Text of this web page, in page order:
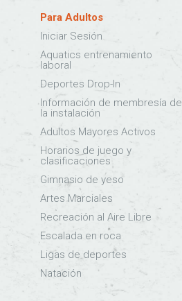
Para Adultos
Iniciar Sesión
Aquatics entrenamiento
laboral
Deportes Drop-In
Información de membresía de
la instalación
Adultos Mayores Activos
Horarios de juego y
clasificaciones
Gimnasio de yeso
Artes Marciales
Recreación al Aire Libre
Escalada en roca
Ligas de deportes
Natación